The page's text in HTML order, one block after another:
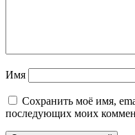
Имя
Сохранить моё имя,
последующих моих